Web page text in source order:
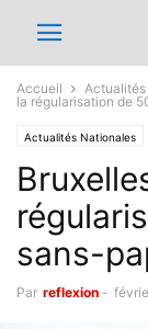
Accueil
la régularisation de
Actualités Nationales
sans-
Par reflexion -